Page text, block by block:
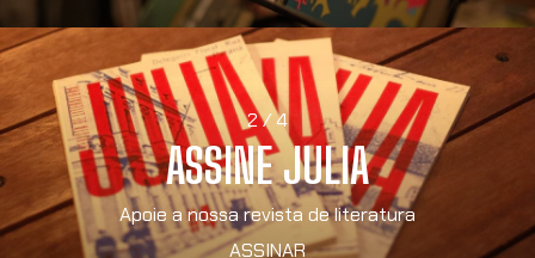
2 / 4
ASSINE JULIA
Apoie a nossa revista de literatura
ASSINAR